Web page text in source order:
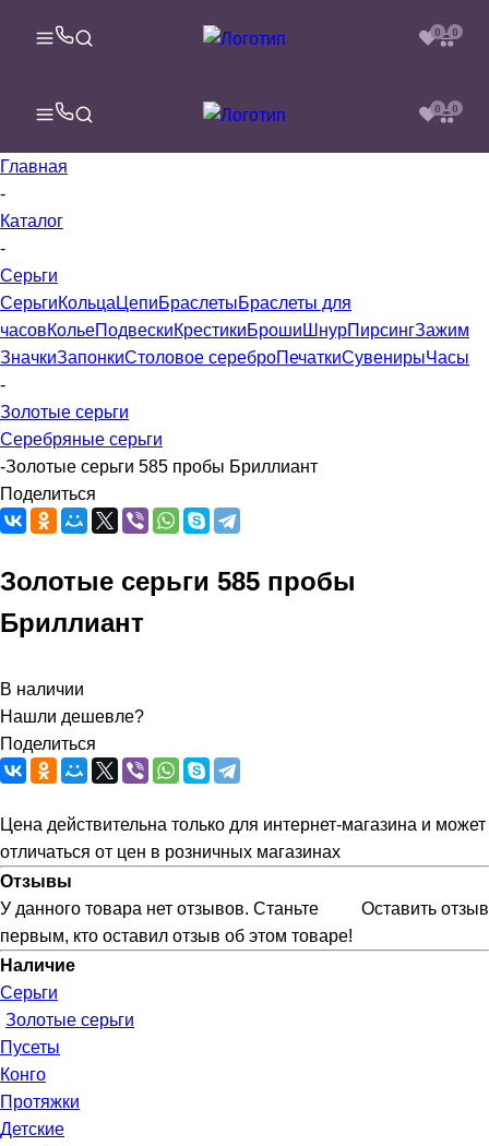
0 0
0 0
Главная
-
Каталог
-
Серьги
СерьгиКольца ЦепиБраслетыБраслеты для
часовКольеПодвескиКрестикиБроши ШнурПирсингЗажим
ЗначкиЗапонкиСтоловое сереброПечаткиСувенирыЧасы
-
Золотые серьги
Серебряные серьги
-Золотые серьги 585 пробы Бриллиант
Поделиться
Золотые серьги 585 пробы
Бриллиант
В наличии
Нашли дешевле?
Поделиться
Цена действительна только для интернет-магазина и может
отличаться от цен в розничных магазинах
Отзывы
Оставить отзыв
У данного товара нет отзывов. Станьте
первым, кто оставил отзыв об этом товаре!
Наличие
Серьги
Золотые серьги
Пусеты
Конго
Протяжки
Детские